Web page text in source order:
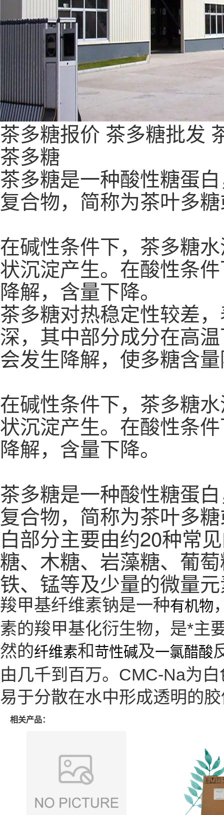
茶多糖报价 茶多糖批发
茶多糖
茶多糖是一种酸性糖蛋
复合物，简称为茶叶多
在碱性条件下，茶多糖
状沉淀产生。在酸性条
降解，含量下降。
茶多糖对热稳定性较差
深，其中部分成分在高
会发生降解，使多糖含
在碱性条件下，茶多糖
状沉淀产生。在酸性条
降解，含量下降。
茶多糖是一种酸性糖蛋
复合物，简称为茶叶多
白部分主要由约20种常
糖、木糖、岩藻糖、葡
铁、锰等及少量的微量
羧甲基纤维素钠是一种有机物
素的羧甲基化衍生物，是*主
然的纤维素和苛性碱及一氯醋酸
由几千到百万。CMC-Na为
易于分散在水中形成透明的
相关产品：